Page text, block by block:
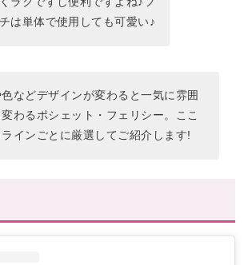
は単体で使用しても可愛い♪
などデザインが変わると一気に雰囲
わるポシェット・フェリシー。ここ
インごとに厳選してご紹介します!